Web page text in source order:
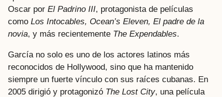
Oscar por El Padrino III, protagonista de películas
como Los Intocables, Ocean’s Eleven, El padre de la
novia, y más recientemente The Expendables.
García no solo es uno de los actores latinos más
reconocidos de Hollywood, sino que ha mantenido
siempre un fuerte vínculo con sus raíces cubanas. En
2005 dirigió y protagonizó The Lost City, una película